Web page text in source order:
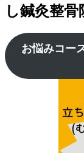
し鍼灸整
お悩みコー